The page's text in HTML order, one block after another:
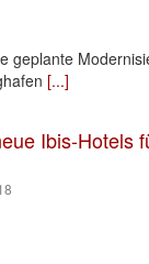
geplante
[...]
Ibis-Hotels